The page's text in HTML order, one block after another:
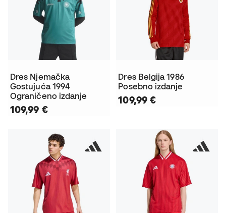
Dres Njemačka
Gostujuća 1994
Ograničeno izdanje
109,99 €
Dres Belgija 1986
Posebno izdanje
109,99 €